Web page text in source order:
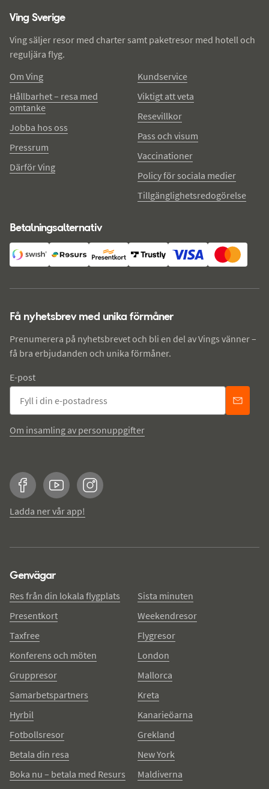
Ving Sverige
Ving säljer resor med charter samt paketresor med hotell och
reguljära flyg.
Om Ving
Hållbarhet – resa med
omtanke
Jobba hos oss
Pressrum
Därför Ving
Kundservice
Viktigt att veta
Resevillkor
Pass och visum
Vaccinationer
Policy för sociala medier
Tillgänglighetsredogörelse
Betalningsalternativ
Få nyhetsbrev med unika förmåner
Prenumerera på nyhetsbrevet och bli en del av Vings vänner –
få bra erbjudanden och unika förmåner.
E-post
Om insamling av personuppgifter
FacebookYouTubeInstagram
Ladda ner vår app!
Genvägar
Res från din lokala flygplats
Presentkort
Taxfree
Konferens och möten
Gruppresor
Samarbetspartners
Hyrbil
Fotbollsresor
Betala din resa
Boka nu – betala med Resurs
Sista minuten
Weekendresor
Flygresor
London
Mallorca
Kreta
Kanarieöarna
Grekland
New York
Maldiverna